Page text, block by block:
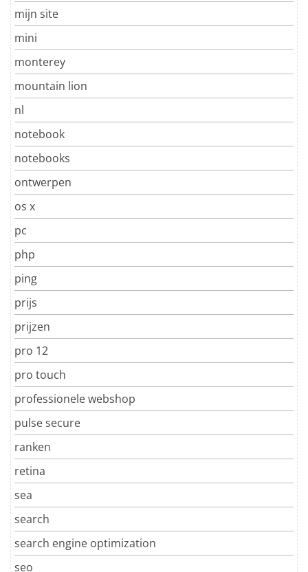
mijn site
mini
monterey
mountain lion
nl
notebook
notebooks
ontwerpen
os x
pc
php
ping
prijs
prijzen
pro 12
pro touch
professionele webshop
pulse secure
ranken
retina
sea
search
search engine optimization
seo